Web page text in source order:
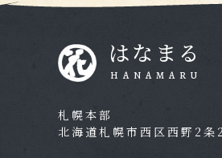
はなまる
HANAMARU
札幌本部
北海道札幌市西区西野2